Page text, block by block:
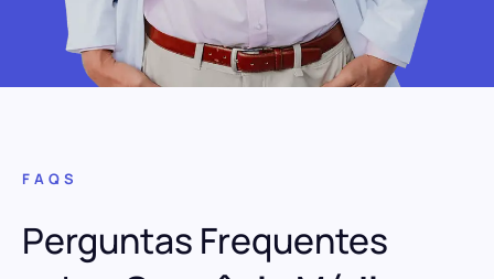
FAQS
Perguntas Frequentes